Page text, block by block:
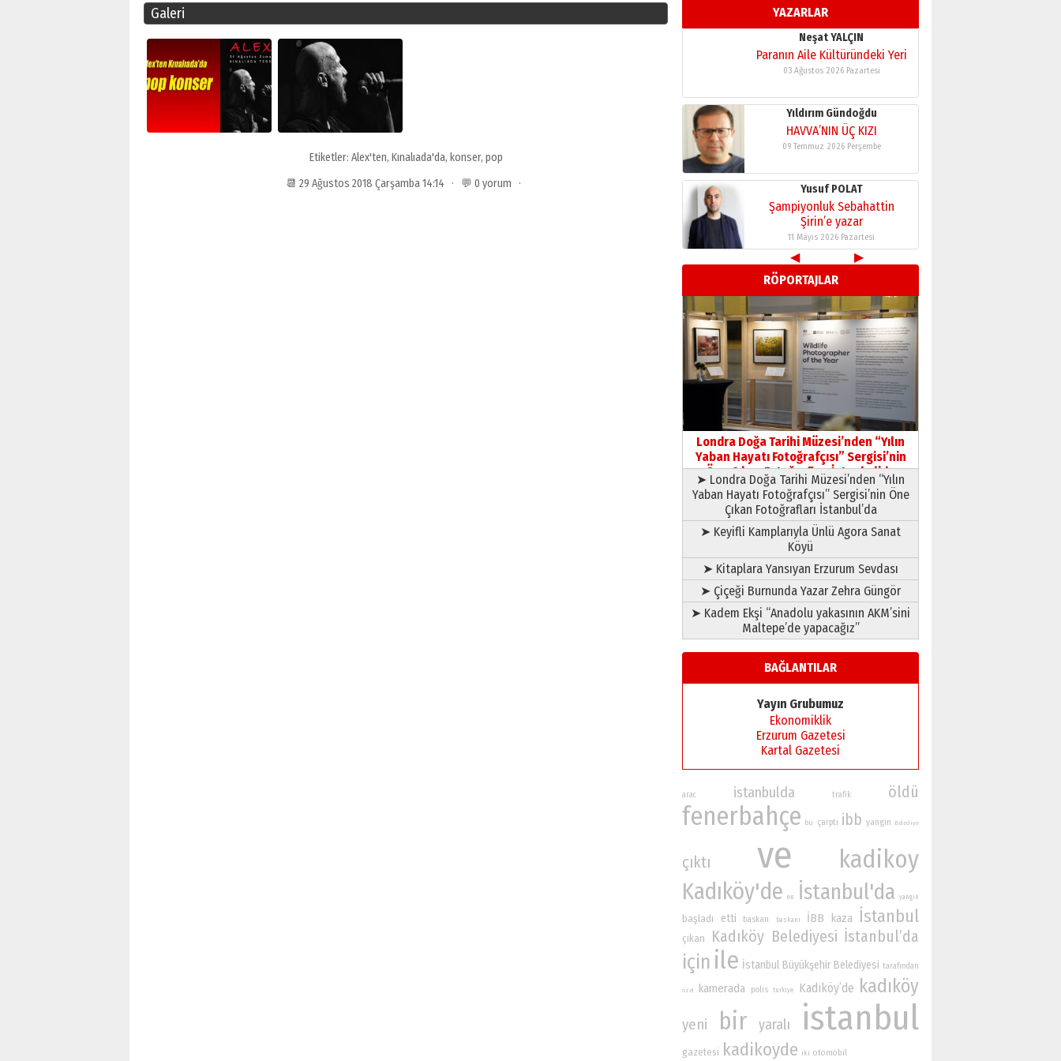
Galeri
Etiketler: Alex'ten, Kınalıada'da, konser, pop
📆 29 Ağustos 2018 Çarşamba 14:14 · 💬 0 yorum ·
YAZARLAR
11 Mayıs 2026 Pazartesi
Neşat YALÇIN
Paranın Aile Kültüründeki Yeri
03 Ağustos 2026 Pazartesi
Yıldırım Gündoğdu
HAVVA’NIN ÜÇ KIZI
09 Temmuz 2026 Perşembe
Yusuf POLAT
Şampiyonluk Sebahattin
Şirin’e yazar
11 Mayıs 2026 Pazartesi
Neşat YALÇIN
Paranın Aile Kültüründeki Yeri
03 Ağustos 2026 Pazartesi
Yıldırım Gündoğdu
HAVVA’NIN ÜÇ KIZI
09 Temmuz 2026 Perşembe
Yusuf POLAT
Şampiyonluk Sebahattin
Şirin’e yazar
11 Mayıs 2026 Pazartesi
◀
▶
RÖPORTAJLAR
Londra Doğa Tarihi Müzesi’nden “Yılın
Yaban Hayatı Fotoğrafçısı” Sergisi’nin
Öne Çıkan Fotoğrafları İstanbul’da
➤ Londra Doğa Tarihi Müzesi’nden “Yılın
Yaban Hayatı Fotoğrafçısı” Sergisi’nin Öne
Çıkan Fotoğrafları İstanbul’da
➤ Keyifli Kamplarıyla Ünlü Agora Sanat
Köyü
➤ Kitaplara Yansıyan Erzurum Sevdası
➤ Çiçeği Burnunda Yazar Zehra Güngör
➤ Kadem Ekşi “Anadolu yakasının AKM’sini
Maltepe’de yapacağız”
BAĞLANTILAR
Yayın Grubumuz
Ekonomiklik
Erzurum Gazetesi
Kartal Gazetesi
arac istanbulda trafik öldü
fenerbahçe bu çarptı ibb yangin Belediye
çıktı ve kadikoy
Kadıköy'de en İstanbul'da yangın
başladı etti baskan baskani İBB kaza İstanbul
çıkan Kadıköy Belediyesi İstanbul’da
için ile İstanbul Büyükşehir Belediyesi tarafından
özel kamerada polis turkiye Kadıköy’de kadıköy
yeni bir yaralı istanbul
gazetesi kadikoyde iki otomobil